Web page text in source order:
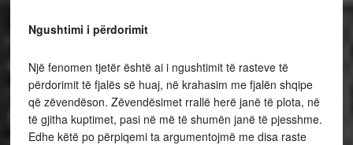
Ngushtimi i përdorimit
Një fenomen tjetër është ai i ngushtimit të rasteve të
përdorimit të fjalës së huaj, në krahasim me fjalën shqipe
që zëvendëson. Zëvendësimet rrallë herë janë të plota, në
të gjitha kuptimet, pasi në më të shumën janë të pjesshme.
Edhe këtë po përpiqemi ta argumentojmë me disa raste